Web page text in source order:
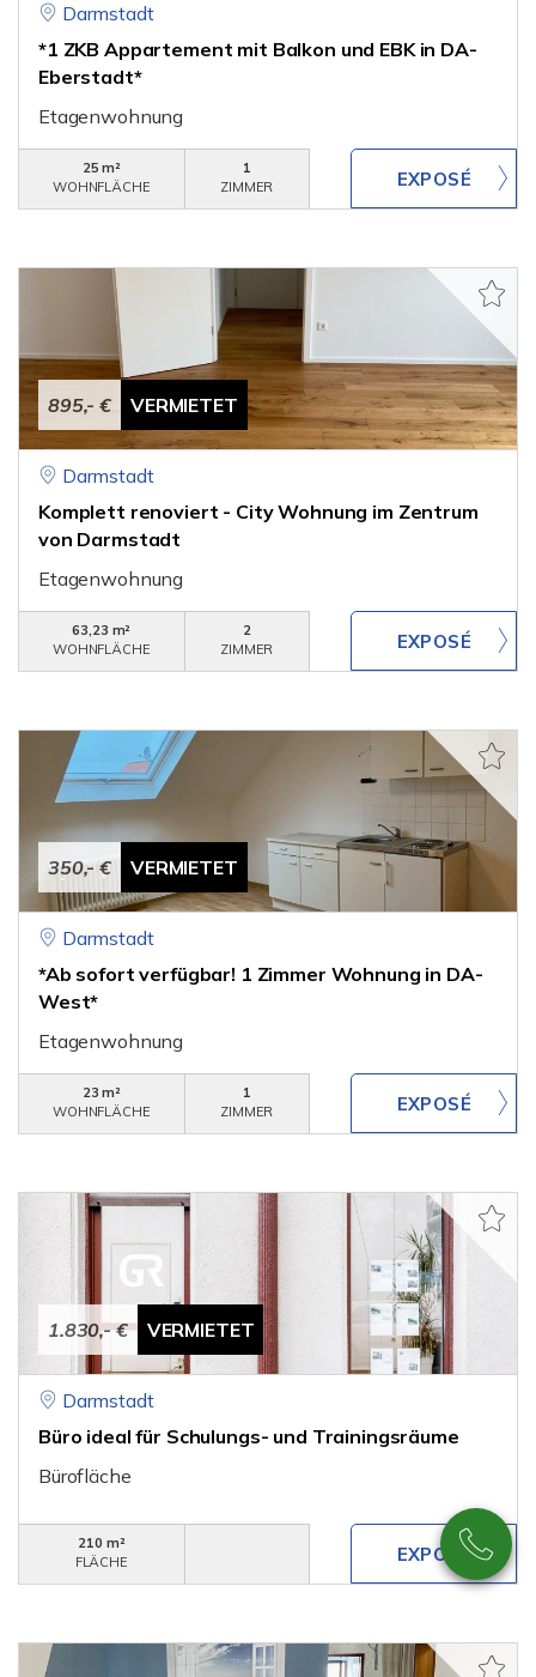
Darmstadt
*1 ZKB Appartement mit Balkon und EBK in DA-
Eberstadt*
Etagenwohnung
25 m²
WOHNFLÄCHE
1
ZIMMER
895,- € VERMIETET
Darmstadt
Komplett renoviert - City Wohnung im Zentrum
von Darmstadt
Etagenwohnung
63,23 m²
WOHNFLÄCHE
2
ZIMMER
350,- € VERMIETET
Darmstadt
*Ab sofort verfügbar! 1 Zimmer Wohnung in DA-
West*
Etagenwohnung
23 m²
WOHNFLÄCHE
1
ZIMMER
1.830,- € VERMIETET
Darmstadt
Büro ideal für Schulungs- und Trainingsräume
Bürofläche
210 m²
FLÄCHE